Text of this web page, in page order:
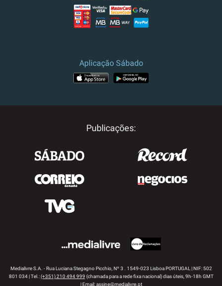
Aplicação Sábado
Publicações:
Medialivre S.A. - Rua Luciana Stegagno Picchio, Nº 3 . 1549-023 Lisboa PORTUGAL | NIF: 502
801 034 | Tel.:(+351) 210 494 999 (chamada para a rede fixa nacional) dias úteis, 9h-18h GMT
| Email:assine@medialivre.pt